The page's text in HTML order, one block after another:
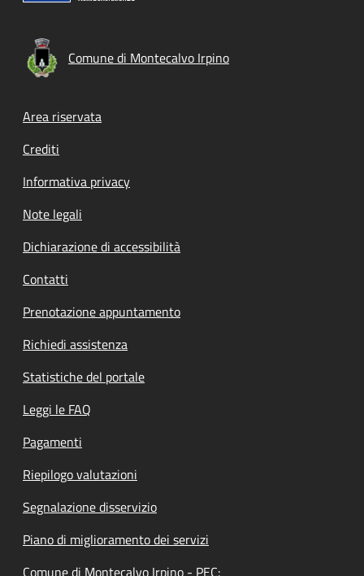
Comune di Montecalvo Irpino
Footer menu
Area riservata
Crediti
Informativa privacy
Note legali
Dichiarazione di accessibilità
Contatti
Prenotazione appuntamento
Richiedi assistenza
Statistiche del portale
Leggi le FAQ
Pagamenti
Riepilogo valutazioni
Segnalazione disservizio
Piano di miglioramento dei servizi
Comune di Montecalvo Irpino - PEC: